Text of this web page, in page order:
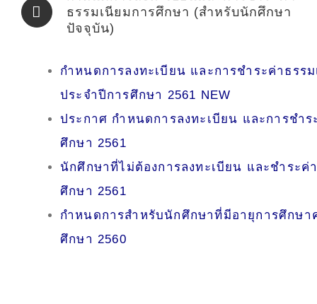
ธรรมเนียมการศึกษา (สำหรับนักศึกษา
ปัจจุบัน)
กำหนดการลงทะเบียน และการชำระค่าธร
ประจำปีการศึกษา 2561 NEW
ประกาศ กำหนดการลงทะเบียน และการชำ
ศึกษา 2561
นักศึกษาที่ไม่ต้องการลงทะเบียน และชำระค่
ศึกษา 2561
กำหนดการสำหรับนักศึกษาที่มีอายุการศึกษา
ศึกษา 2560